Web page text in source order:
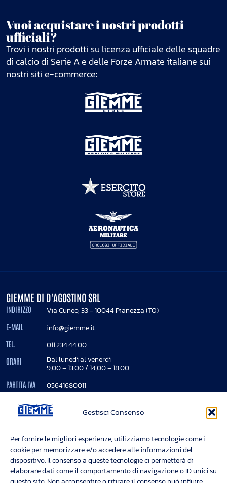
Gestisci Consenso
Per fornire le migliori esperienze, utilizziamo tecnologie come i
cookie per memorizzare e/o accedere alle informazioni del
dispositivo. Il consenso a queste tecnologie ci permetterà di
elaborare dati come il comportamento di navigazione o ID unici su
Vuoi acquistare i nostri prodotti
ufficiali?
Trovi i nostri prodotti su licenza ufficiale delle squadre
di calcio di Serie A e delle Forze Armate italiane sui
nostri siti e-commerce:
GIEMME DI D'AGOSTINO SRL
INDIRIZZO Via Cuneo, 33 - 10044 Pianezza (TO)
E-MAIL info@giemme.it
TEL. 011.234.44.00
ORARI Dal lunedì al venerdì
9:00 – 13:00 / 14:00 – 18:00
PARTITA IVA 05641680011
724850
Registro imprese Torino - 05641680011
Cap. Soc. Euro 200.000 interamente versato
INFORMAZIONI